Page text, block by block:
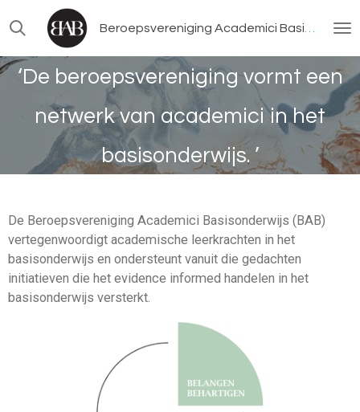
Ga
direct
naar
de‘De beroepsvereniging vormt een
netwerk van academici in het
basisonderwijs. ’
De Beroepsvereniging Academici Basisonderwijs (BAB)
vertegenwoordigt academische leerkrachten in het
basisonderwijs en ondersteunt vanuit die gedachten
initiatieven die het evidence informed handelen in het
basisonderwijs versterkt.